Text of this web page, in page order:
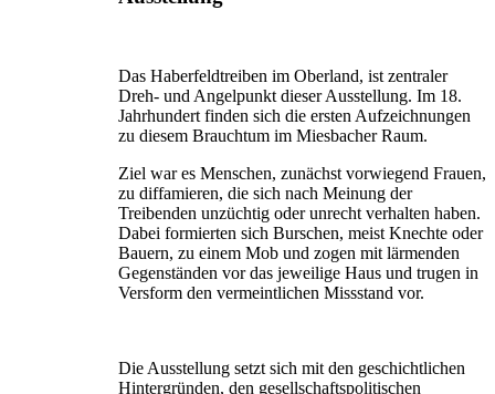
Das Haberfeldtreiben im Oberland, ist zentraler
Dreh- und Angelpunkt dieser Ausstellung. Im 18.
Jahrhundert finden sich die ersten Aufzeichnungen
zu diesem Brauchtum im Miesbacher Raum.
Ziel war es Menschen, zunächst vorwiegend Frauen,
zu diffamieren, die sich nach Meinung der
Treibenden unzüchtig oder unrecht verhalten haben.
Dabei formierten sich Burschen, meist Knechte oder
Bauern, zu einem Mob und zogen mit lärmenden
Gegenständen vor das jeweilige Haus und trugen in
Versform den vermeintlichen Missstand vor.
Die Ausstellung setzt sich mit den geschichtlichen
Hintergründen, den gesellschaftspolitischen